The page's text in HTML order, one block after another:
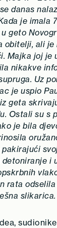
danas
je imala
geto
obitelji, ali
Majka joj je
nikakve
Uz
je uspio
geta
Ostali su s
je bila
pakirajući
detoniranje i
rata
slikarica.